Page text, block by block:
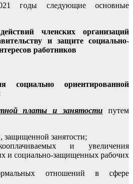
годы следующие основные
членских организаций
и защите социально-
работников
социально ориентированной
платы и занятости путем
защищенной занятости;
и увеличения
и социально-защищенных рабочих
отношений в сфере